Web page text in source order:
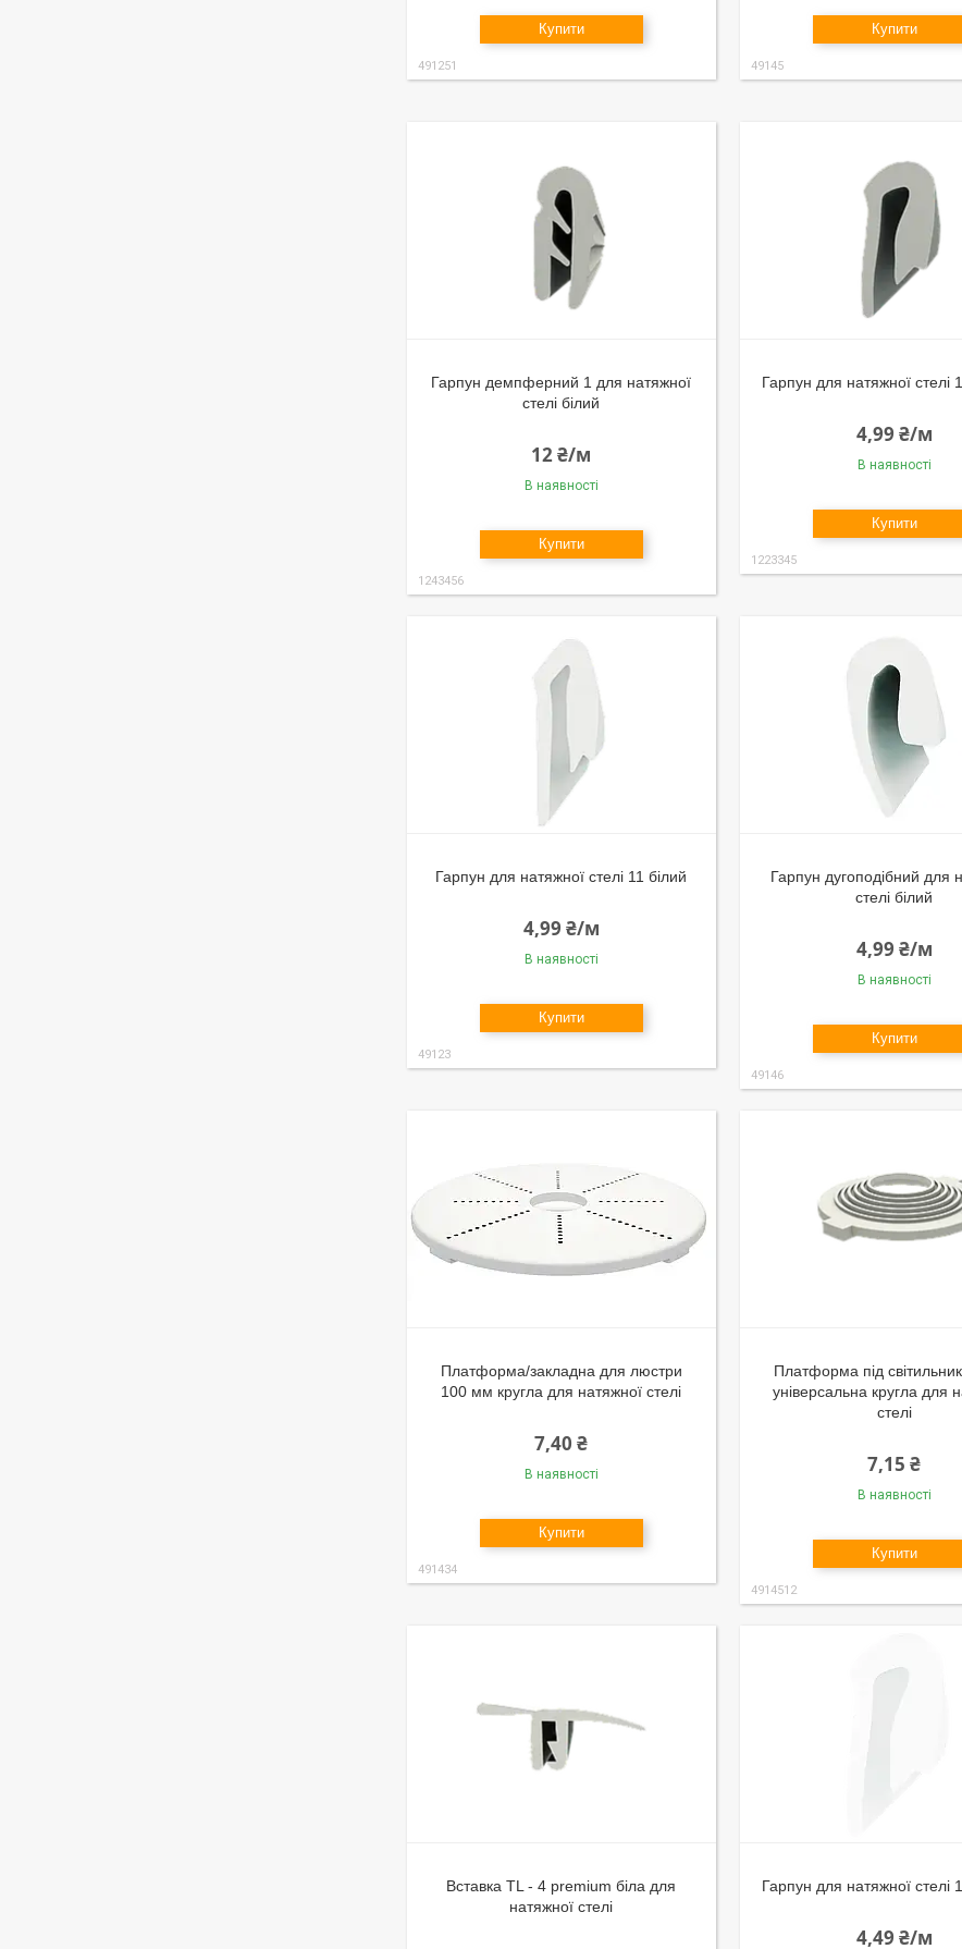
Купити
491251
Купити
49145
Гарпун демпферний 1 для натяжної
стелі білий
12 ₴/м
В наявності
Купити
1243456
Гарпун для натяжної стелі
4,99 ₴/м
В наявності
Купити
1223345
Гарпун для натяжної стелі 11 білий
4,99 ₴/м
В наявності
Купити
49123
Гарпун дугоподібний для
стелі білий
4,99 ₴/м
В наявності
Купити
49146
Платформа/закладна для люстри
100 мм кругла для натяжної стелі
7,40 ₴
В наявності
Купити
491434
Платформа під
універсальна кругла для
стелі
7,15 ₴
В наявності
Купити
4914512
Вставка TL - 4 premium біла для
натяжної стелі
Гарпун для натяжної стелі
4,49 ₴/м